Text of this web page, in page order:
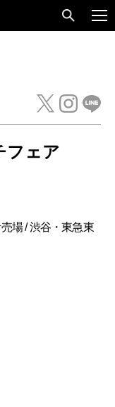
フェア
場 / 渋谷・東急東